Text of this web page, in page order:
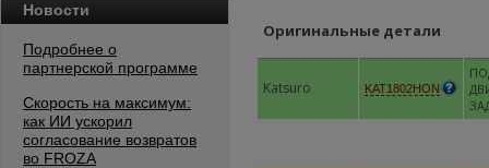
Новости
Подробнее о
партнерской программе
Скорость на максимум:
как ИИ ускорил
согласование возвратов
во FROZA
Оригинальные детали
Katsuro KAT1802HON